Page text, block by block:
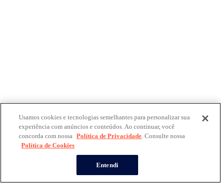
Usamos cookies e tecnologias semelhantes para personalizar sua
experiência com anúncios e conteúdos. Ao continuar, você
concorda com nossa Política de Privacidade. Consulte nossa
Política de Cookies
Entendi